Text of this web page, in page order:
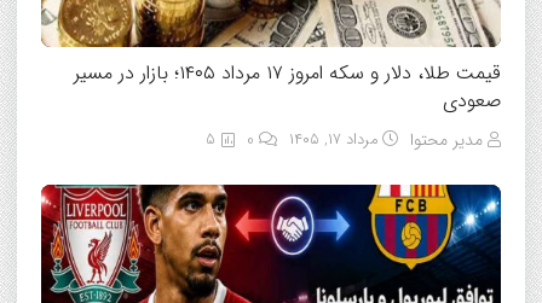
قیمت طلا، دلار و سکه امروز ۱۷ مرداد ۱۴۰۵؛ بازار در مسیر
صعودی
مدیر محتوا مرداد ۱۷, ۱۴۰۵ 5